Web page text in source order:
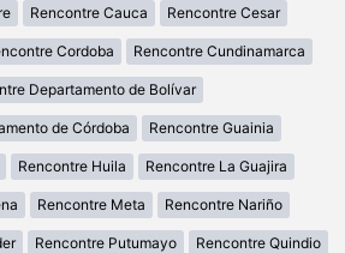
Rencontre Cauca Rencontre Cesar
Cordoba Rencontre Cundinamarca
Departamento de Bolívar
de Córdoba Rencontre Guainia
Rencontre Huila Rencontre La Guajira
Rencontre Meta Rencontre Nariño
Rencontre Putumayo Rencontre Quindio